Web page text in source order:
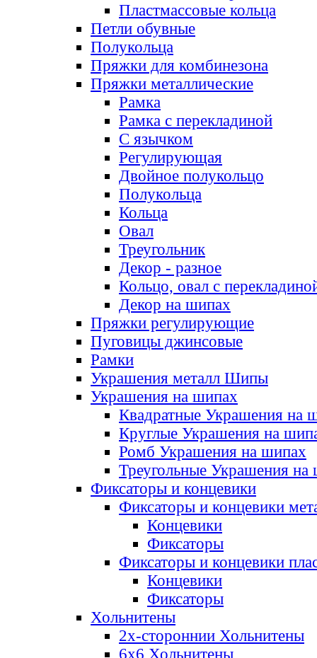
Пластмассовые кольца
Петли обувные
Полукольца
Пряжки для комбинезона
Пряжки металлические
Рамка
Рамка с перекладиной
С язычком
Регулирующая
Двойное полукольцо
Полукольца
Кольца
Овал
Треугольник
Декор - разное
Кольцо, овал с
Декор на шипах
Пряжки регулирующие
Пуговицы джинсовые
Рамки
Украшения металл Шипы
Украшения на шипах
Квадратные Украшения на
Круглые Украшения на
Ромб Украшения на шипах
Треугольные Украшения на
Фиксаторы и концевики
Фиксаторы и концевики
Концевики
Фиксаторы
Фиксаторы и концевики
Концевики
Фиксаторы
Хольнитены
2х-стороннии Хольнитены
6х6 Хольнитены